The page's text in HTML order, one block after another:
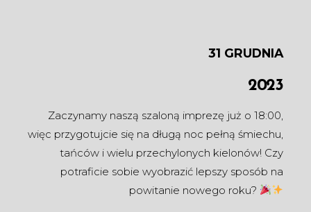
31 GRUDNIA
2023
Zaczynamy naszą szaloną imprezę już o 18:00,
więc przygotujcie się na długą noc pełną śmiechu,
tańców i wielu przechylonych kielonów! Czy
potraficie sobie wyobrazić lepszy sposób na
powitanie nowego roku?